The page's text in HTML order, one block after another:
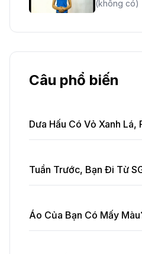
(không có)
Câu phổ biến
Dưa Hấu Có Vỏ Xanh Lá,
Tuần Trước, Bạn Đi Từ
Áo Của Bạn Có Mấy